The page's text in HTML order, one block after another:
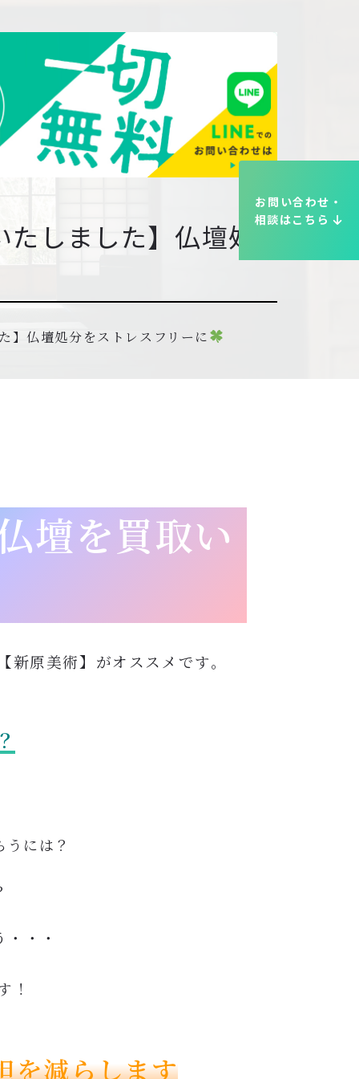
たしました】仏壇処
】仏壇処分をストレスフリーに
壇を買取い
原美術】がオススメです。
うには？
・・
！
を減らします
お問い合わせ・
相談はこちら